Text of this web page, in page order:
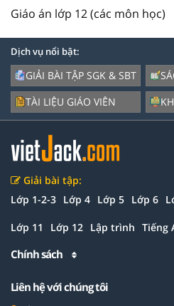
Giáo án lớp 12 (các môn học)
Dịch vụ nổi bật:
GIẢI BÀI TẬP SGK & SBT
TÀI LIỆU GIÁO VIÊN
Giải bài tập:
Lớp 1-2-3 Lớp 4 Lớp 5 Lớp 6
Lớp 11 Lớp 12 Lập trình Tiếng
Chính sách
Liên hệ với chúng tôi